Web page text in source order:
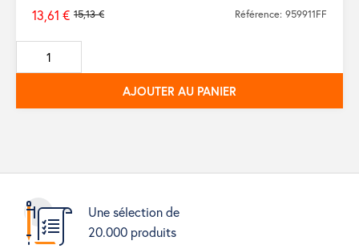
Prix
de
base
15,13 €
13,61 € Référence: 959911FF
AJOUTER AU PANIER
Une sélection de
20.000 produits